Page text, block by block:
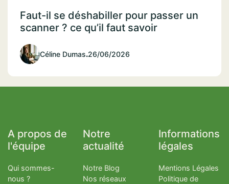
Faut-il se déshabiller pour passer un
scanner ? ce qu’il faut savoir
Céline Dumas.26/06/2026
A propos de
l'équipe
Qui sommes-
nous ?
Notre
actualité
Notre Blog
Nos réseaux
Informations
légales
Mentions Légales
Politique de